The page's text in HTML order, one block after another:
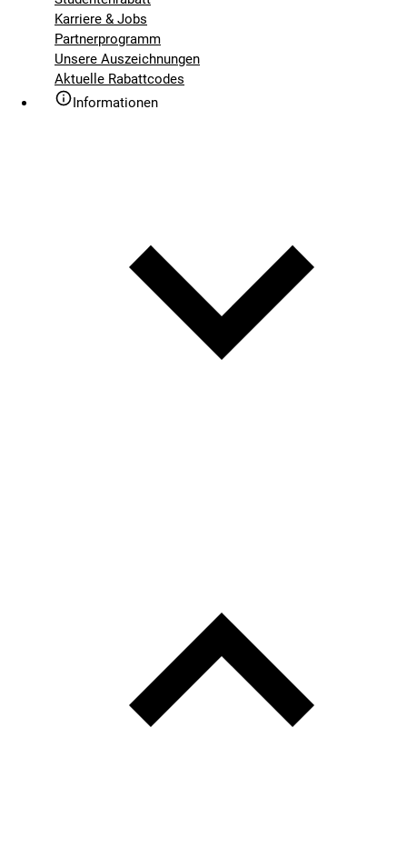
Karriere & Jobs
Partnerprogramm
Unsere Auszeichnungen
Aktuelle Rabattcodes
Informationen